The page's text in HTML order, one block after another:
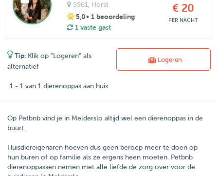
5961 , Horst
5,0• 1 beoordeling
1 vaste gast
€ 20
PER NACHT
Tip: Klik op "Logeren" als
alternatief
Logeren
1 - 1 van 1 dierenoppas aan huis
Op Petbnb vind je in Melderslo altijd wel een dierenoppas in de
buurt.
Huisdiereigenaren hoeven dus geen beroep meer te doen op
hun buren of op familie als ze ergens heen moeten. Petbnb
dierenoppassen nemen met alle liefde de zorg over voor de